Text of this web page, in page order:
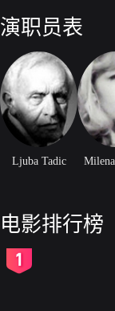
演职员表
Ljuba Tadic
电影排行榜